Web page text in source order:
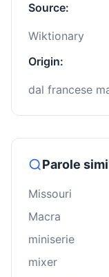
Source:
Wiktionary
Origin:
dal francese
Parole
Missouri
Macra
miniserie
mixer